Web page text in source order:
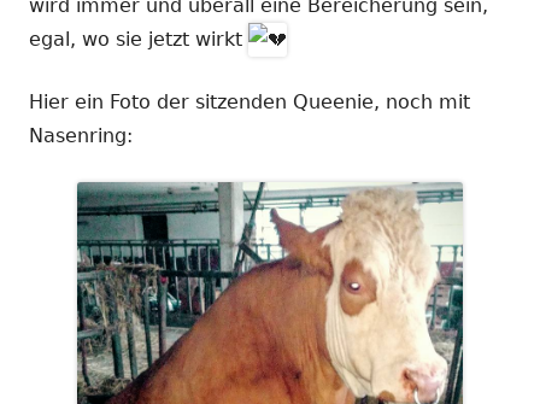
wird immer und überall eine Bereicherung sein,
egal, wo sie jetzt wirkt
Hier ein Foto der sitzenden Queenie, noch mit
Nasenring: